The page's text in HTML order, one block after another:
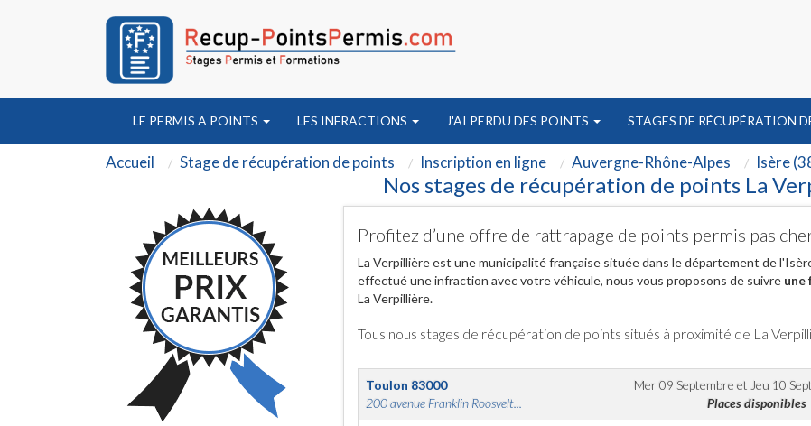
LE PERMIS A POINTS LES INFRACTIONS J'AI PERDU DES POINTS STAGES DE RÉCUPÉRATION
Accueil Stage de récupération de points Inscription en ligne Auvergne-Rhône-Alpes Isère
Nos stages de récupération de points La
Profitez d’une offre de rattrapage de points permis pas
La Verpillière est une municipalité française située dans le département de
effectué une infraction avec votre véhicule, nous vous proposons de suivre une
La Verpillière.
Tous nous stages de récupération de points situés à proximité de La
Toulon 83000
200 avenue Franklin Roosvelt...
Mer 09 Septembre et Jeu 10
Places disponibles